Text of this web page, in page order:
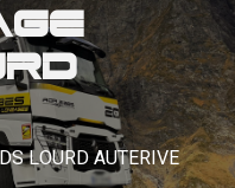
LOURD AUTERIVE